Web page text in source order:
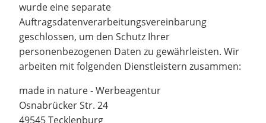
wurde eine separate
Auftragsdatenverarbeitungsvereinbarung
geschlossen, um den Schutz Ihrer
personenbezogenen Daten zu gewährleisten. Wir
arbeiten mit folgenden Dienstleistern zusammen:
made in nature - Werbeagentur
Osnabrücker Str. 24
49545 Tecklenburg